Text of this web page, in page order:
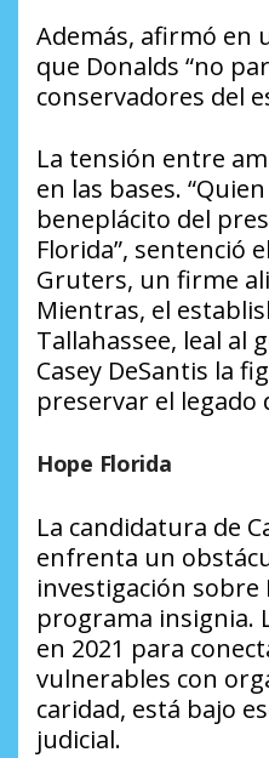
Además, afirmó en
que Donalds “no
conservadores del
La tensión entre
en las bases.
beneplácito del
Florida”, sentenció
Gruters, un firme
Mientras, el
Tallahassee, leal al
Casey DeSantis la
preservar el legado
Hope Florida
La candidatura de
enfrenta un
investigación sobre
programa insignia.
en 2021 para
vulnerables con
caridad, está bajo
judicial.